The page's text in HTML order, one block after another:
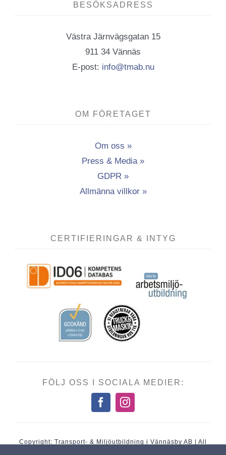
BESÖKSADRESS
Västra Järnvägsgatan 15
911 34 Vännäs
E-post: info@tmab.nu
OM FÖRETAGET
Om oss »
Press & Media »
GDPR »
Allmänna villkor »
CERTIFIERINGAR & INTYG
FÖLJ OSS I SOCIALA MEDIER:
Copyright: Transport- & Miljöutbildning i Vännäsby AB | All